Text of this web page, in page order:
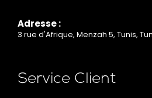
Adresse :
3 rue d'Afrique, Menzah 5, Tunis,
Service Client